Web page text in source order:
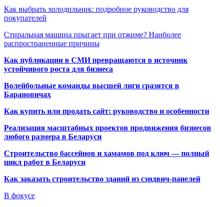
Как выбрать холодильник: подробное руководство для
покупателей
Стиральная машина прыгает при отжиме? Наиболее
распространенные причины
Как публикации в СМИ превращаются в источник
устойчивого роста для бизнеса
Волейбольные команды высшей лиги сразятся в
Барановичах
Как купить или продать сайт: руководство и особенности
Реализация масштабных проектов продвижения бизнесов
любого размера в Беларуси
Строительство бассейнов и хамамов под ключ — полный
цикл работ в Беларуси
Как заказать строительство зданий из сэндвич-панелей
В фокусе